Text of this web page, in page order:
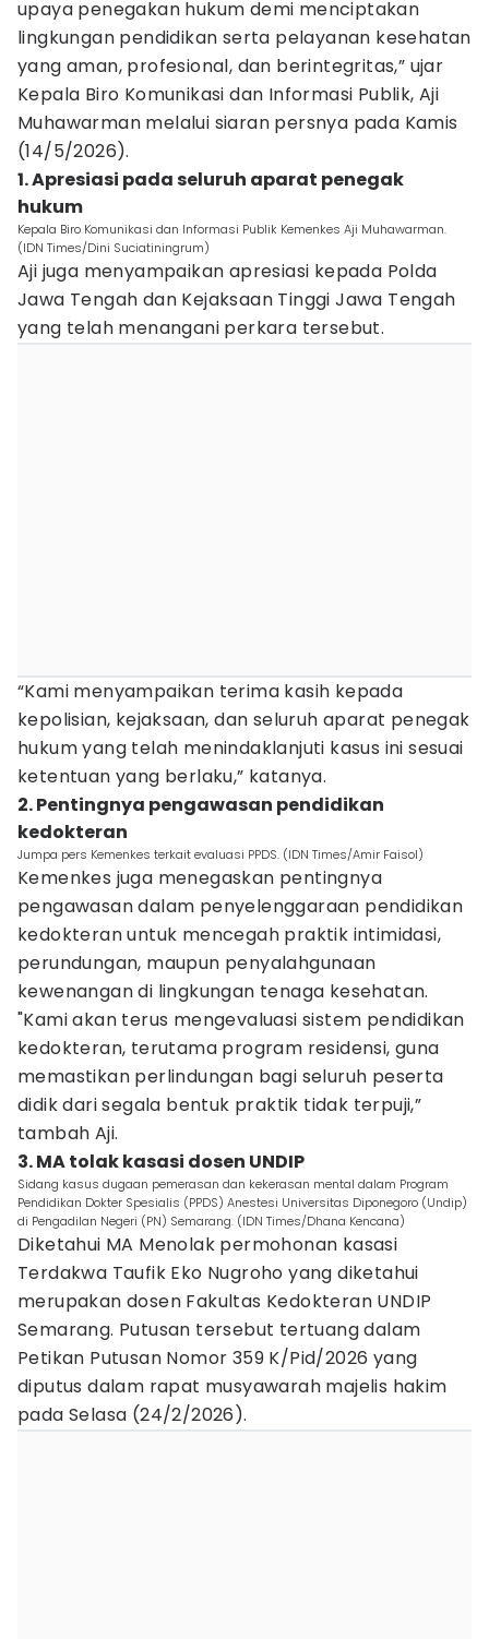
upaya penegakan hukum demi menciptakan
lingkungan pendidikan serta pelayanan kesehatan
yang aman, profesional, dan berintegritas,” ujar
Kepala Biro Komunikasi dan Informasi Publik, Aji
Muhawarman melalui siaran persnya pada Kamis
(14/5/2026).
1. Apresiasi pada seluruh aparat penegak
hukum
Kepala Biro Komunikasi dan Informasi Publik Kemenkes Aji Muhawarman.
(IDN Times/Dini Suciatiningrum)
Aji juga menyampaikan apresiasi kepada Polda
Jawa Tengah dan Kejaksaan Tinggi Jawa Tengah
yang telah menangani perkara tersebut.
“Kami menyampaikan terima kasih kepada
kepolisian, kejaksaan, dan seluruh aparat penegak
hukum yang telah menindaklanjuti kasus ini sesuai
ketentuan yang berlaku,” katanya.
2. Pentingnya pengawasan pendidikan
kedokteran
Jumpa pers Kemenkes terkait evaluasi PPDS. (IDN Times/Amir Faisol)
Kemenkes juga menegaskan pentingnya
pengawasan dalam penyelenggaraan pendidikan
kedokteran untuk mencegah praktik intimidasi,
perundungan, maupun penyalahgunaan
kewenangan di lingkungan tenaga kesehatan.
"Kami akan terus mengevaluasi sistem pendidikan
kedokteran, terutama program residensi, guna
memastikan perlindungan bagi seluruh peserta
didik dari segala bentuk praktik tidak terpuji,”
tambah Aji.
3. MA tolak kasasi dosen UNDIP
Sidang kasus dugaan pemerasan dan kekerasan mental dalam Program
Pendidikan Dokter Spesialis (PPDS) Anestesi Universitas Diponegoro (Undip)
di Pengadilan Negeri (PN) Semarang. (IDN Times/Dhana Kencana)
Diketahui MA Menolak permohonan kasasi
Terdakwa Taufik Eko Nugroho yang diketahui
merupakan dosen Fakultas Kedokteran UNDIP
Semarang. Putusan tersebut tertuang dalam
Petikan Putusan Nomor 359 K/Pid/2026 yang
diputus dalam rapat musyawarah majelis hakim
pada Selasa (24/2/2026).